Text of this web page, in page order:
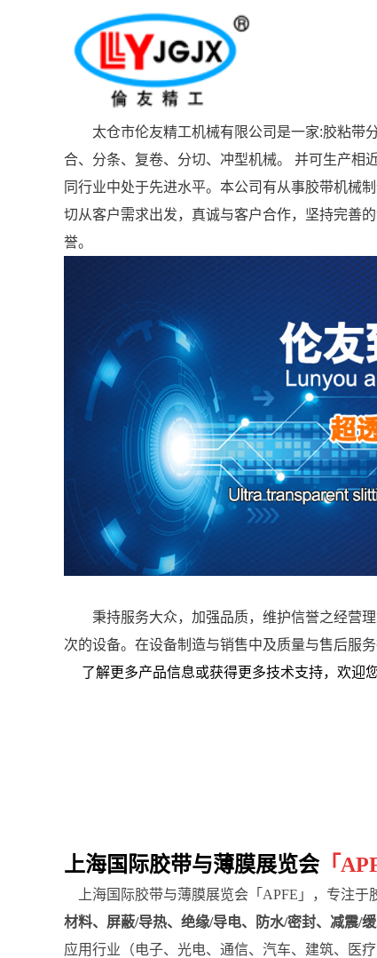
太仓市伦友精工机械有限公司是一家:胶粘带分
合、分条、复卷、分切、冲型机械。 并可生产相
同行业中处于先进水平。本公司有从事胶带机械
切从客户需求出发，真诚与客户合作，坚持完善
誉。
秉持服务大众，加强品质，维护信誉之经营理
次的设备。在设备制造与销售中及质量与售后服
了解更多产品信息或获得更多技术支持，欢迎
上海国际胶带与薄膜展览会「
上海国际胶带与薄膜展览会「 APFE」，专注于
材料、屏蔽/导热、绝缘/导电、防水/密封、减震/
应用行业（电子、光电、通信、汽车、建筑、医